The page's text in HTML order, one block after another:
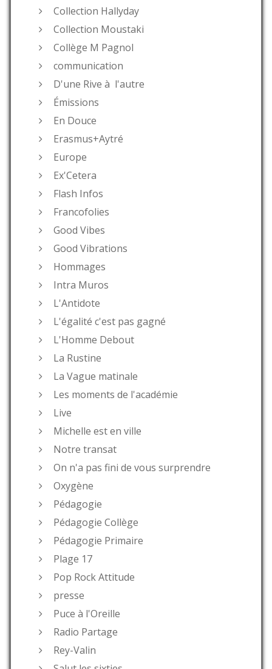
Collection Hallyday
Collection Moustaki
Collège M Pagnol
communication
D'une Rive à l'autre
Émissions
En Douce
Erasmus+Aytré
Europe
Ex'Cetera
Flash Infos
Francofolies
Good Vibes
Good Vibrations
Hommages
Intra Muros
L'Antidote
L'égalité c'est pas gagné
L'Homme Debout
La Rustine
La Vague matinale
Les moments de l'académie
Live
Michelle est en ville
Notre transat
On n'a pas fini de vous surprendre
Oxygène
Pédagogie
Pédagogie Collège
Pédagogie Primaire
Plage 17
Pop Rock Attitude
presse
Puce à l'Oreille
Radio Partage
Rey-Valin